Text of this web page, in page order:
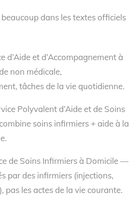
dans les textes officiels
d’Aide et d’Accompagnement à
non médicale,
tâches de la vie quotidienne.
Polyvalent d’Aide et de Soins
soins infirmiers + aide à la
de Soins Infirmiers à Domicile —
par des infirmiers (injections,
pas les actes de la vie courante.